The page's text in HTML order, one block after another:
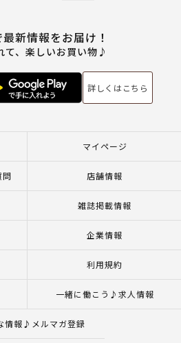
新情報をお届け！
て、楽しいお買い物♪
詳しくはこちら
マイページ
問 店舗情報
雑誌掲載情報
企業情報
利用規約
一緒に働こう♪求人情報
情報♪メルマガ登録